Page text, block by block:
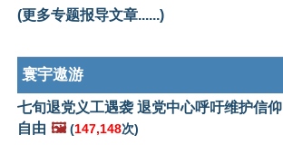
(更多专题报导文章......)
寰宇遨游
七旬退党义工遇袭 退党中心呼吁维护信仰
自由 🖼️ (147,148次)